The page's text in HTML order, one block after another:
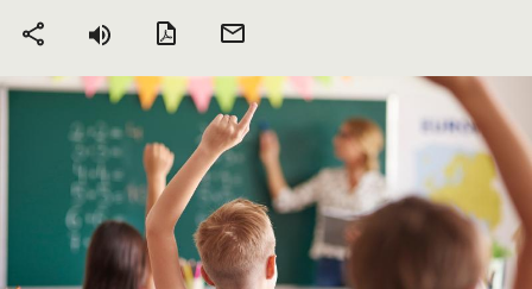
Partager Version PDF